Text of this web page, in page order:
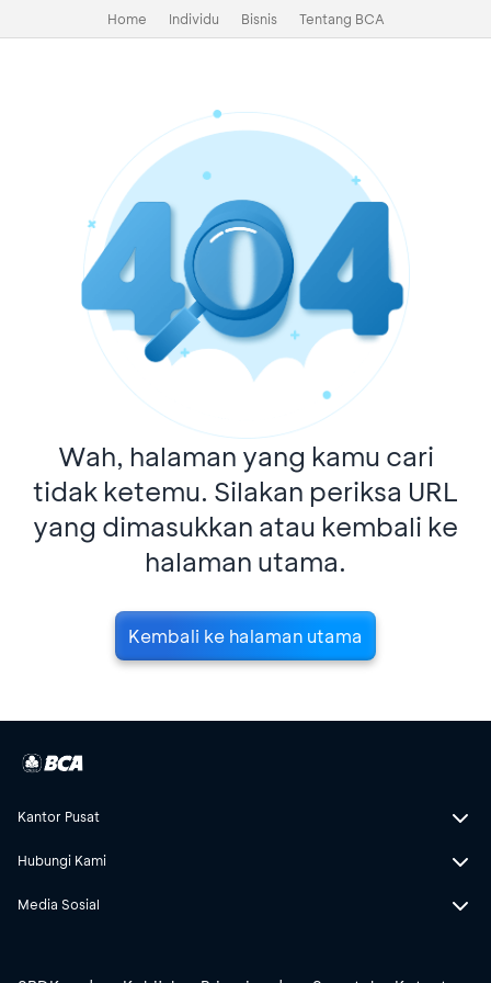
Home Individu Bisnis Tentang BCA
Wah, halaman yang kamu cari
tidak ketemu. Silakan periksa URL
yang dimasukkan atau kembali ke
halaman utama.
Kembali ke halaman utama
Kantor Pusat
Hubungi Kami
Media Sosial